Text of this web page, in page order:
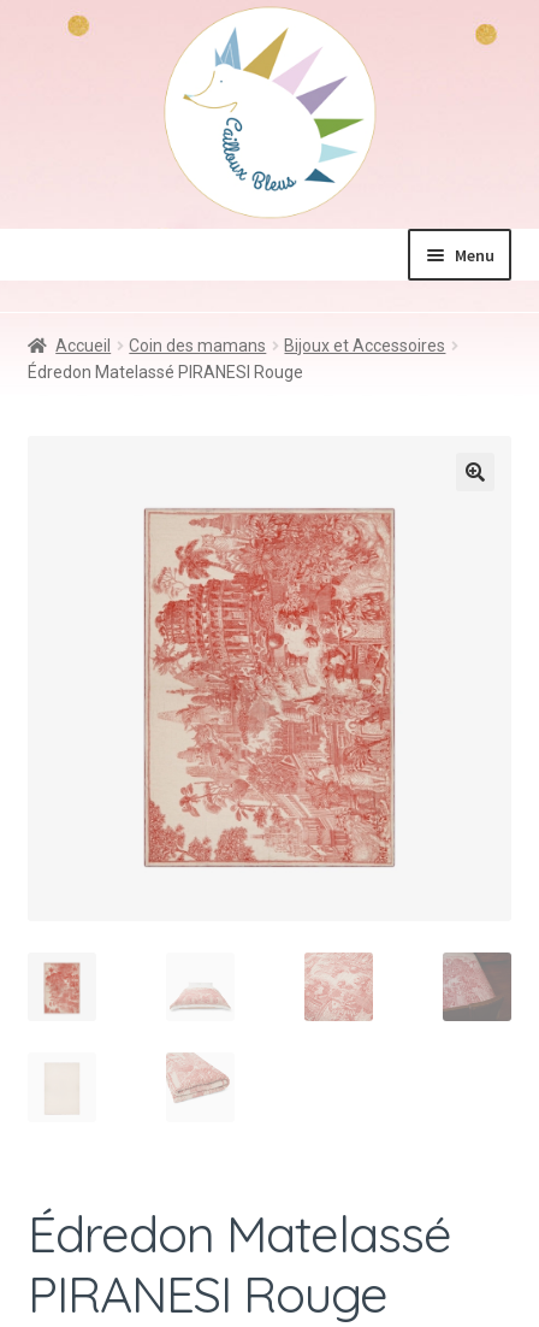
Menu
Jeux & Jouets
Kdo à – de 10€
Accueil Coin des mamans
Bijoux et Accessoires
Édredon Matelassé PIRANESI Rouge
Édredon Matelassé
PIRANESI Rouge